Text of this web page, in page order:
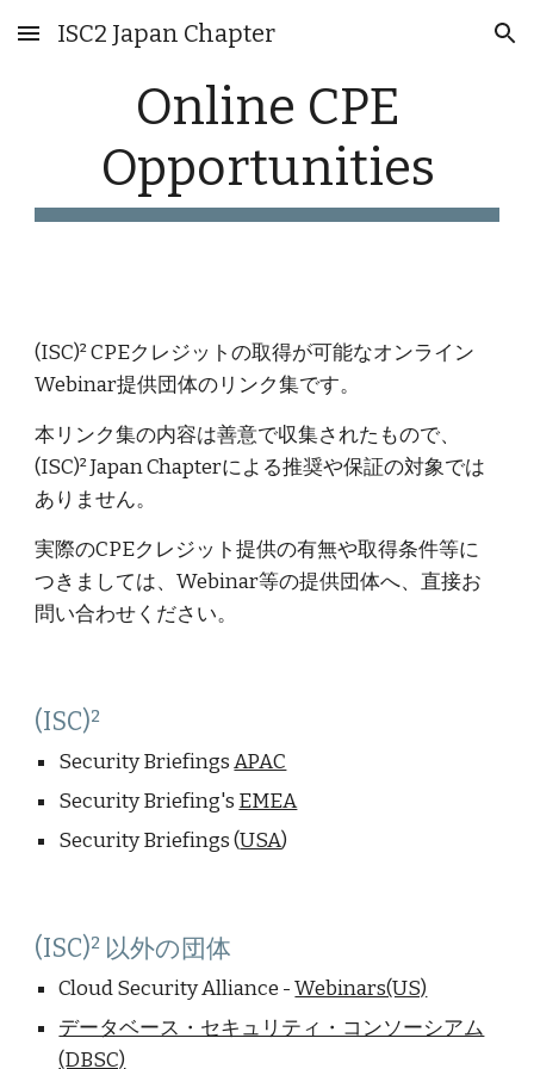
Skip to main content Skip to navigation
ISC2 Japan Chapter
Online CPE
Opportunities
(ISC)² CPEクレジットの取得が可能なオンライン
Webinar提供団体のリンク集です。
本リンク集の内容は善意で収集されたもので、
(ISC)² Japan Chapterによる推奨や保証の対象では
ありません。
実際のCPEクレジット提供の有無や取得条件等に
つきましては、Webinar等の提供団体へ、直接お
問い合わせください。
(ISC)²
Security BriefingsAPAC
SecurityBriefing's EMEA
Security Briefings (USA)
(ISC)² 以外の団体
Cloud Security Alliance -Webinars(US)
データベース・セキュリティ・コンソーシアム
(DBSC)